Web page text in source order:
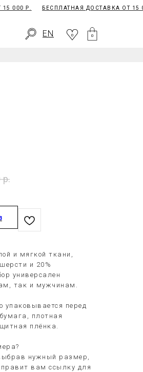
000 Р. БЕСПЛАТНАЯ ДОСТАВКА ОТ 15
EN
EN 0 0
р.
и мягкой ткани,
и 20%
универсален
так и мужчинам.
упаковывается перед
плотная
плёнка.
нужный размер,
вам ссылку для